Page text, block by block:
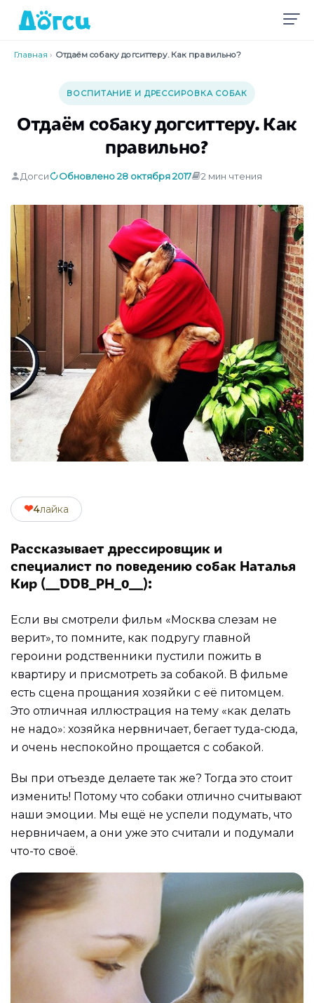
Главная › Отдаём собаку догситтеру. Как правильно?
ВОСПИТАНИЕ И ДРЕССИРОВКА СОБАК
Отдаём собаку догситтеру. Как
правильно?
Догси Обновлено 28 октября 2017 2 мин чтения
❤4лайка
Рассказывает дрессировщик и
специалист по поведению собак Наталья
Кир (__DDB_PH_0__):
Если вы смотрели фильм «Москва слезам не
верит», то помните, как подругу главной
героини родственники пустили пожить в
квартиру и присмотреть за собакой. В фильме
есть сцена прощания хозяйки с её питомцем.
Это отличная иллюстрация на тему «как делать
не надо»: хозяйка нервничает, бегает туда-сюда,
и очень неспокойно прощается с собакой.
Вы при отъезде делаете так же? Тогда это стоит
изменить! Потому что собаки отлично считывают
наши эмоции. Мы ещё не успели подумать, что
нервничаем, а они уже это считали и подумали
что-то своё.